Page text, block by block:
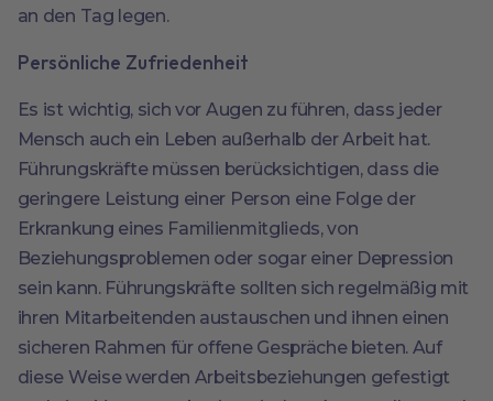
an den Tag legen.
Persönliche Zufriedenheit
Es ist wichtig, sich vor Augen zu führen, dass jeder
Mensch auch ein Leben außerhalb der Arbeit hat.
Führungskräfte müssen berücksichtigen, dass die
geringere Leistung einer Person eine Folge der
Erkrankung eines Familienmitglieds, von
Beziehungsproblemen oder sogar einer Depression
sein kann. Führungskräfte sollten sich regelmäßig mit
ihren Mitarbeitenden austauschen und ihnen einen
sicheren Rahmen für offene Gespräche bieten. Auf
diese Weise werden Arbeitsbeziehungen gefestigt